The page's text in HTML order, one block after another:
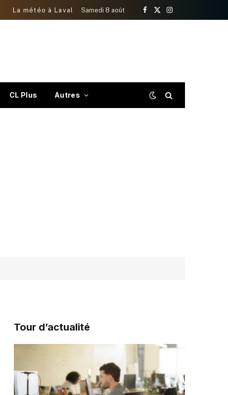
La météo à Laval Samedi 8 août
Facebook
X
Instagram
CL Plus Autres
Tour d’actualité